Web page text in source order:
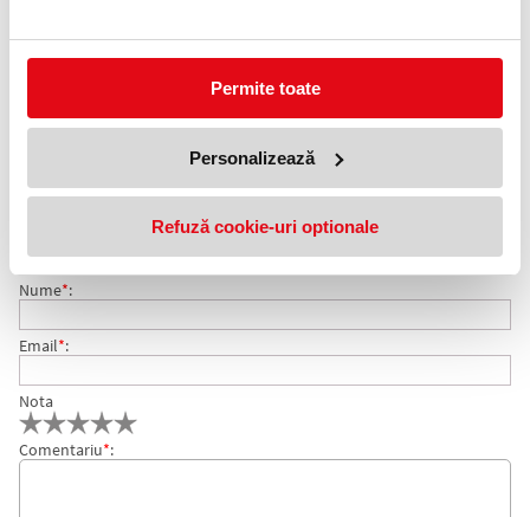
Permite toate
Personalizează
Refuză cookie-uri optionale
Textmarker Fluo Pep's Classic culori asortate Maped
Ambalare: 28 bucati/display.
COMENTARII DISPLAY TEXTMARKER 28 BUCATI FLUO
PEP'S CLASSIC CULORI ASORTATE MAPED
Nume*:
Email*:
Nota
Comentariu*: